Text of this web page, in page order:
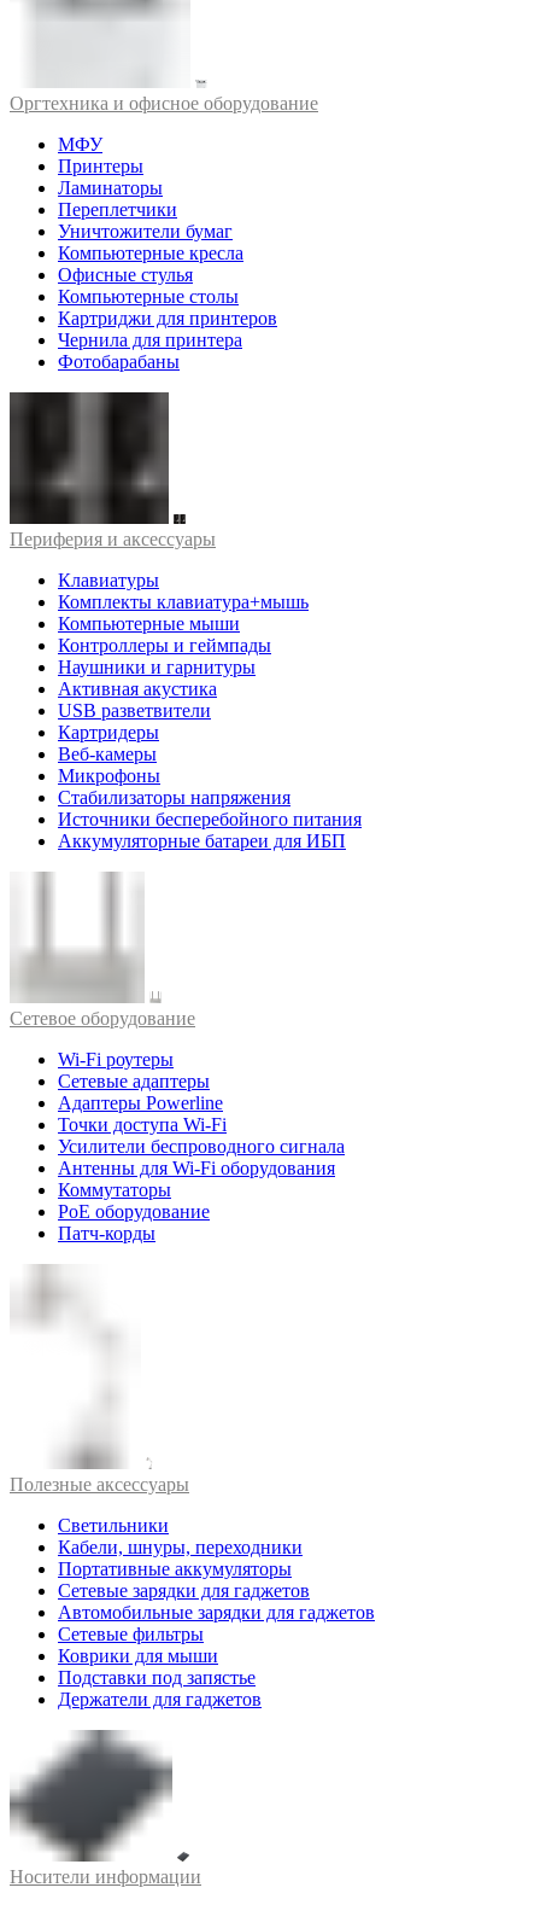
Оргтехника и офисное оборудование
МФУ
Принтеры
Ламинаторы
Переплетчики
Уничтожители бумаг
Компьютерные кресла
Офисные стулья
Компьютерные столы
Картриджи для принтеров
Чернила для принтера
Фотобарабаны
Периферия и аксессуары
Клавиатуры
Комплекты клавиатура+мышь
Компьютерные мыши
Контроллеры и геймпады
Наушники и гарнитуры
Активная акустика
USB разветвители
Картридеры
Веб-камеры
Микрофоны
Стабилизаторы напряжения
Источники бесперебойного питания
Аккумуляторные батареи для ИБП
Cетевое оборудование
Wi-Fi роутеры
Сетевые адаптеры
Адаптеры Powerline
Точки доступа Wi-Fi
Усилители беспроводного сигнала
Антенны для Wi-Fi оборудования
Коммутаторы
PoE оборудование
Патч-корды
Полезные аксессуары
Светильники
Кабели, шнуры, переходники
Портативные аккумуляторы
Сетевые зарядки для гаджетов
Автомобильные зарядки для гаджетов
Сетевые фильтры
Коврики для мыши
Подставки под запястье
Держатели для гаджетов
Носители информации